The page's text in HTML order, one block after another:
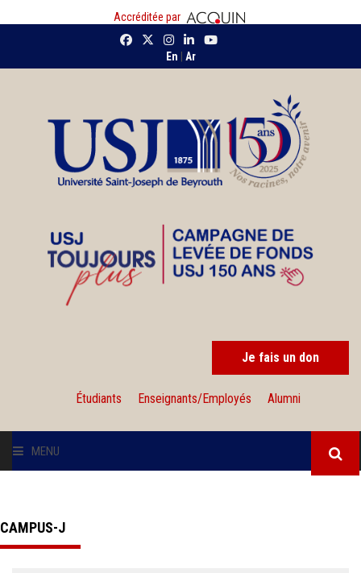
Accréditée par
En Ar
Je fais un don
Étudiants Enseignants/Employés Alumni
MENU
INSTITUTIONS
CAMPUS-J